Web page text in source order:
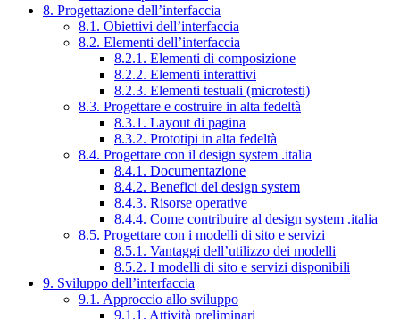
8. Progettazione dell’interfaccia
8.1. Obiettivi dell’interfaccia
8.2. Elementi dell’interfaccia
8.2.1. Elementi di composizione
8.2.2. Elementi interattivi
8.2.3. Elementi testuali (microtesti)
8.3. Progettare e costruire in alta fedeltà
8.3.1. Layout di pagina
8.3.2. Prototipi in alta fedeltà
8.4. Progettare con il design system .italia
8.4.1. Documentazione
8.4.2. Benefici del design system
8.4.3. Risorse operative
8.4.4. Come contribuire al design system .italia
8.5. Progettare con i modelli di sito e servizi
8.5.1. Vantaggi dell’utilizzo dei modelli
8.5.2. I modelli di sito e servizi disponibili
9. Sviluppo dell’interfaccia
9.1. Approccio allo sviluppo
9.1.1. Attività preliminari